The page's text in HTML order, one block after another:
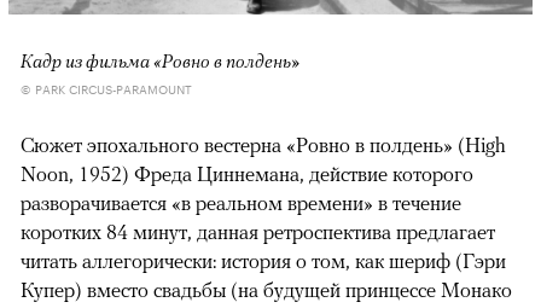
Кадр из фильма «Ровно в полдень»
© PARK CIRCUS-PARAMOUNT
Сюжет эпохального вестерна «Ровно в полдень» (High
Noon, 1952) Фреда Циннемана, действие которого
разворачивается «в реальном времени» в течение
коротких 84 минут, данная ретроспектива предлагает
читать аллегорически: история о том, как шериф (Гэри
Купер) вместо свадьбы (на будущей принцессе Монако